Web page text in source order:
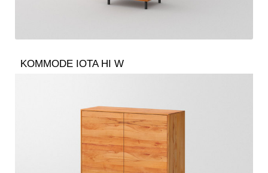
KOMMODE IOTA HI W